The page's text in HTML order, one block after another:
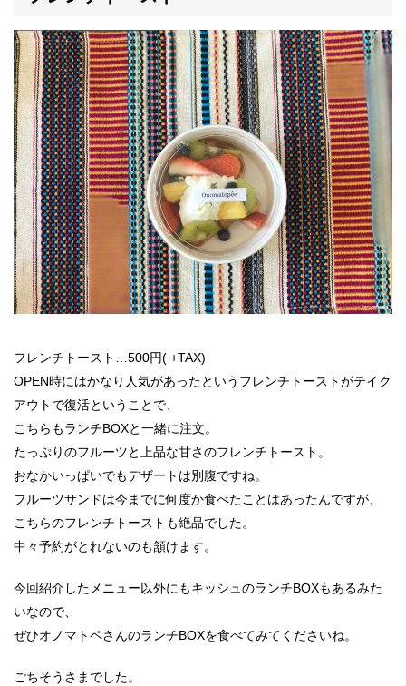
フレンチトースト…500円( +TAX)
OPEN時にはかなり人気があったというフレンチトーストがテイク
アウトで復活ということで、
こちらもランチBOXと一緒に注文。
たっぷりのフルーツと上品な甘さのフレンチトースト。
おなかいっぱいでもデザートは別腹ですね。
フルーツサンドは今までに何度か食べたことはあったんですが、
こちらのフレンチトーストも絶品でした。
中々予約がとれないのも頷けます。
今回紹介したメニュー以外にもキッシュのランチBOXもあるみた
いなので、
ぜひオノマトペさんのランチBOXを食べてみてくださいね。
ごちそうさまでした。